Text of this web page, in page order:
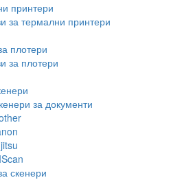
принтери
за термални принтери
плотери
за плотери
за документи
скенери